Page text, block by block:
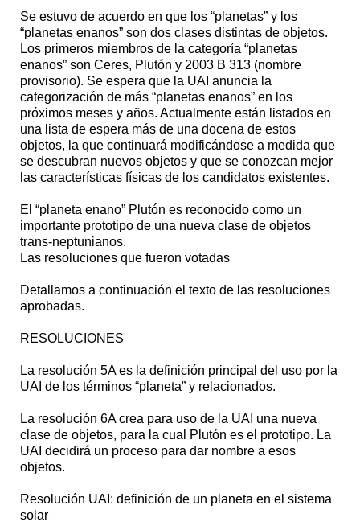
Se estuvo de acuerdo en que los “planetas” y los
“planetas enanos” son dos clases distintas de objetos.
Los primeros miembros de la categoría “planetas
enanos” son Ceres, Plutón y 2003 B 313 (nombre
provisorio). Se espera que la UAI anuncia la
categorización de más “planetas enanos” en los
próximos meses y años. Actualmente están listados en
una lista de espera más de una docena de estos
objetos, la que continuará modificándose a medida que
se descubran nuevos objetos y que se conozcan mejor
las características físicas de los candidatos existentes.
El “planeta enano” Plutón es reconocido como un
importante prototipo de una nueva clase de objetos
trans-neptunianos.
Las resoluciones que fueron votadas
Detallamos a continuación el texto de las resoluciones
aprobadas.
RESOLUCIONES
La resolución 5A es la definición principal del uso por la
UAI de los términos “planeta” y relacionados.
La resolución 6A crea para uso de la UAI una nueva
clase de objetos, para la cual Plutón es el prototipo. La
UAI decidirá un proceso para dar nombre a esos
objetos.
Resolución UAI: definición de un planeta en el sistema
solar